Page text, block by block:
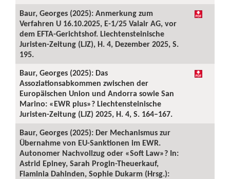
Baur, Georges (2025): Anmerkung zum
Verfahren U 16.10.2025, E-1/25 Valair AG, vor
dem EFTA-Gerichtshof. Liechtensteinische
Juristen-Zeitung (LJZ), H. 4, Dezember 2025, S.
195.
Baur, Georges (2025): Das
Assoziationsabkommen zwischen der
Europäischen Union und Andorra sowie San
Marino: «EWR plus»? Liechtensteinische
Juristen-Zeitung (LJZ) 2025, H. 4, S. 164–167.
Baur, Georges (2025): Der Mechanismus zur
Übernahme von EU-Sanktionen im EWR.
Autonomer Nachvollzug oder «Soft Law»? In:
Astrid Epiney, Sarah Progin-Theuerkauf,
Flaminia Dahinden, Sophie Dukarm (Hrsg.):